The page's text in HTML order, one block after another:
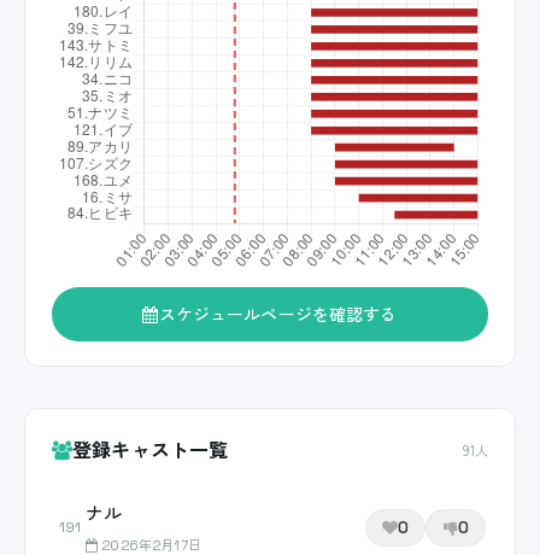
スケジュールページを確認する
登録キャスト一覧 91人
191
ナル
2026年2月17日
0 0